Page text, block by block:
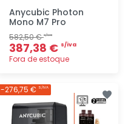
Anycubic Photon
Mono M7 Pro
582,50 €s/iva
387,38 € s/iva
Fora de estoque
rapidamente
-276,75 € S/IVA